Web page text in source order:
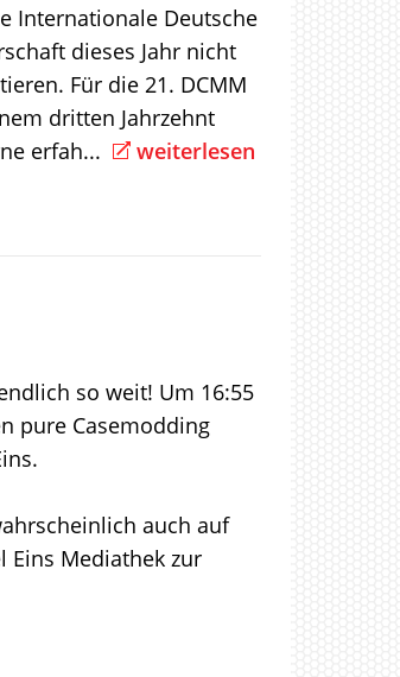
Internationale Deutsche
dieses Jahr nicht
Für die 21. DCMM
dritten Jahrzehnt
erfah...
weiterlesen
so weit! Um 16:55
pure Casemodding
auch auf
Eins Mediathek zur